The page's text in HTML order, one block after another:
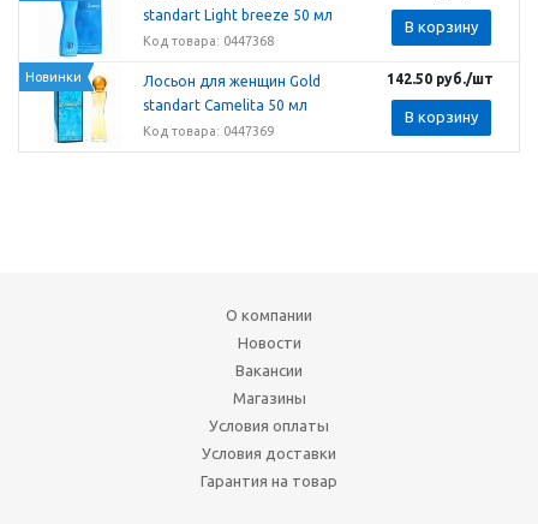
standart Light breeze 50 мл
Код товара: 0447368
В корзину
Новинки
Лосьон для женщин Gold
standart Сamelita 50 мл
Код товара: 0447369
142.50руб./шт
В корзину
О компании
Новости
Вакансии
Магазины
Условия оплаты
Условия доставки
Гарантия на товар